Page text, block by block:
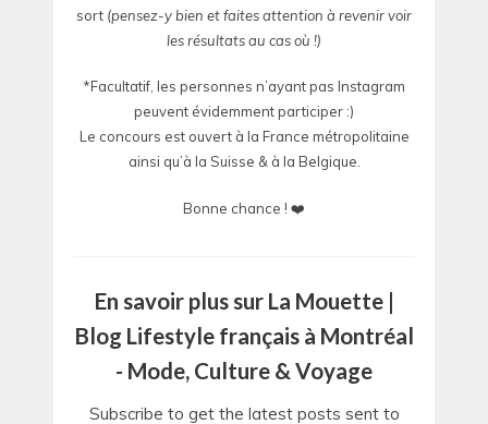
sort (pensez-y bien et faites attention à revenir voir
les résultats au cas où !)
*Facultatif, les personnes n’ayant pas Instagram
peuvent évidemment participer :)
Le concours est ouvert à la France métropolitaine
ainsi qu’à la Suisse & à la Belgique.
Bonne chance ! ❤️
En savoir plus sur La Mouette |
Blog Lifestyle français à Montréal
- Mode, Culture & Voyage
Subscribe to get the latest posts sent to